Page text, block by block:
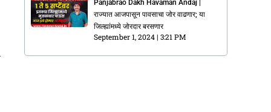
Panjabrao Dakh Havaman Andaj |
राज्यात आजपासून पावसाचा जोर वाढणार; या
जिल्ह्यांमध्ये जोरदार बरसणार
September 1, 2024 3:21 PM